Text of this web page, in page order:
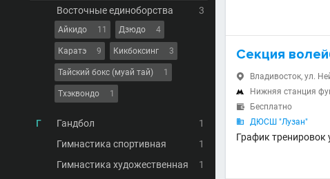
Восточные единоборства
3
Айкидо 11 Дзюдо 4
Каратэ 9 Кикбоксинг 3
Тайский бокс (муай тай) 1
Тхэквондо 1
Г Гандбол
1
Гимнастика спортивная
1
Гимнастика художественная
1
Секция
 Владивосток, ул.
 Нижняя станция
 Бесплатно
 ДЮСШ "Лузан"
График тренировок